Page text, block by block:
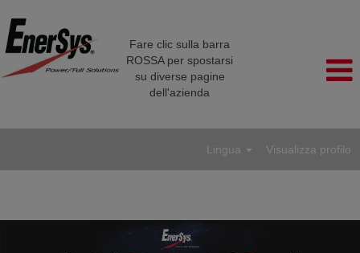
Fare clic sulla barra
ROSSA per spostarsi
su diverse pagine
dell'azienda
Lingua Visualizza profilo